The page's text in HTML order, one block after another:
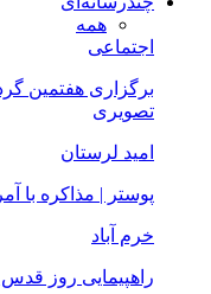
همه
اجتماعی
برگزاری هفتمین
تصویری
امید لرستان
پوستر | مذاکره با
خرم آباد
راهپیمایی روز قدس